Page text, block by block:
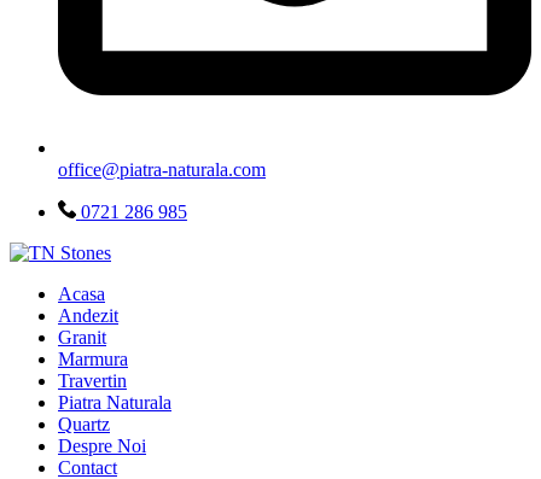
office@piatra-naturala.com
0721 286 985
Acasa
Andezit
Granit
Marmura
Travertin
Piatra Naturala
Quartz
Despre Noi
Contact